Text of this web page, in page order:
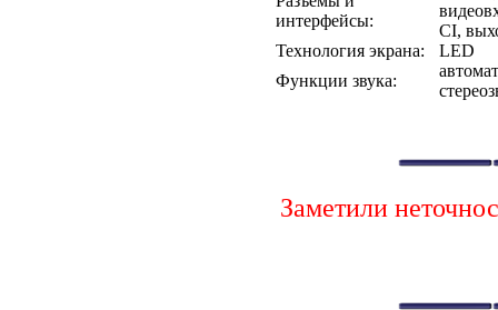
интерфейсы:
CI,
Технология экрана:
LED
Функции звука:
Заметили